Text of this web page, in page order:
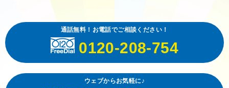
通話無料！お電話でご相談ください！
0120-208-754
ウェブからお気軽に♪